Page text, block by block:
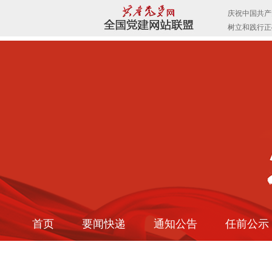
首页 要闻快递 通知公告 任前公示